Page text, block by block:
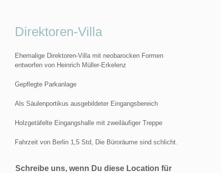
Direktoren-Villa
Ehemalige Direktoren-Villa mit neobarocken Formen
entworfen von Heinrich Müller-Erkelenz
Gepflegte Parkanlage
Als Säulenportikus ausgebildeter Eingangsbereich
Holzgetäfelte Eingangshalle mit zweiläufiger Treppe
Fahrzeit von Berlin 1,5 Std, Die Büroräume sind schlicht.
Schreibe uns, wenn Du diese Location für